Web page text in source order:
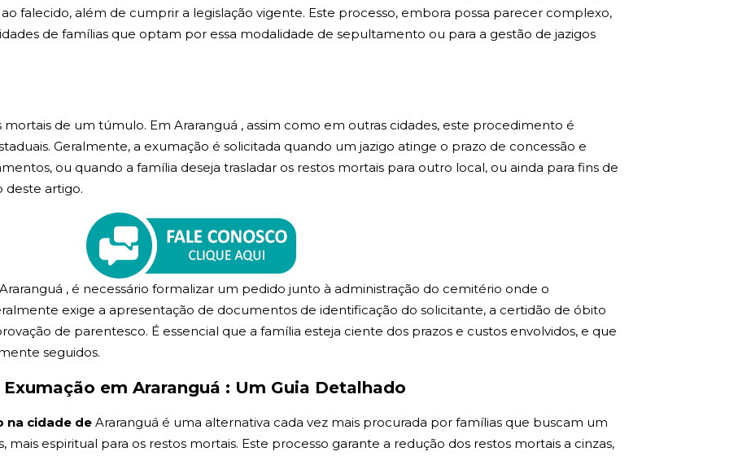
falecido, além de cumprir a legislação vigente. Este processo, embora possa parecer complexo,
de famílias que optam por essa modalidade de sepultamento ou para a gestão de jazigos
de um túmulo. Em Araranguá , assim como em outras cidades, este procedimento é
Geralmente, a exumação é solicitada quando um jazigo atinge o prazo de concessão e
ou quando a família deseja trasladar os restos mortais para outro local, ou ainda para fins de
deste artigo.
, é necessário formalizar um pedido junto à administração do cemitério onde o
exige a apresentação de documentos de identificação do solicitante, a certidão de óbito
de parentesco. É essencial que a família esteja ciente dos prazos e custos envolvidos, e que
seguidos.
em Araranguá : Um Guia Detalhado
na cidade de Araranguá é uma alternativa cada vez mais procurada por famílias que buscam um
mais espiritual para os restos mortais. Este processo garante a redução dos restos mortais a cinzas,